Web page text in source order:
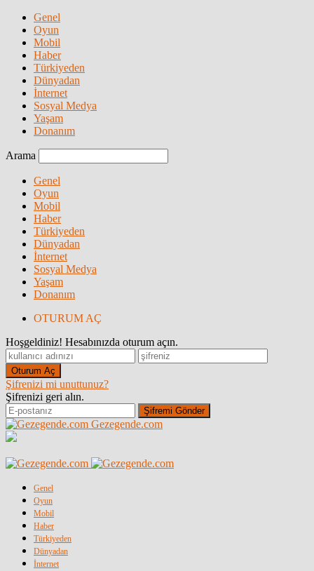
Genel
Oyun
Mobil
Haber
Türkiyeden
Dünyadan
İnternet
Sosyal Medya
Yaşam
Donanım
Arama
Genel
Oyun
Mobil
Haber
Türkiyeden
Dünyadan
İnternet
Sosyal Medya
Yaşam
Donanım
OTURUM AÇ
Hoşgeldiniz! Hesabınızda oturum açın.
Şifrenizi mi unuttunuz?
Şifrenizi geri alın.
Gezegende.com
Genel
Oyun
Mobil
Haber
Türkiyeden
Dünyadan
İnternet